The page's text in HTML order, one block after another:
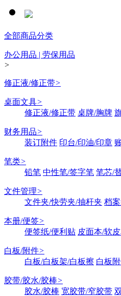
全部商品分类
办公用品 | 劳保用品
>
修正液/修正带>
桌面文具>
修正液/修正带 桌牌/胸牌
财务用品>
装订附件 印台/印油/印章
笔类>
铅笔 中性笔/签字笔 笔芯/
文件管理>
文件夹/快劳夹/抽杆夹 档
本册/便签>
便签纸/便利贴 皮面本/软
白板/附件>
白板/白板架/白板擦 白板
胶带/胶水/胶棒>
胶水/胶棒 宽胶带/窄胶带